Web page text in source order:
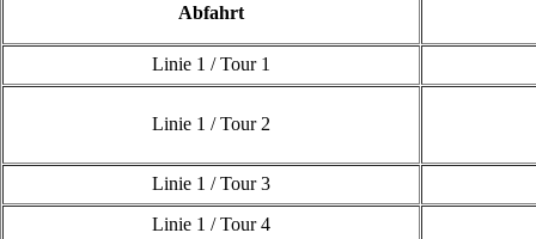
Abfahrt
Linie 1 / Tour 1
Linie 1 / Tour 2
Linie 1 / Tour 3
Linie 1 / Tour 4